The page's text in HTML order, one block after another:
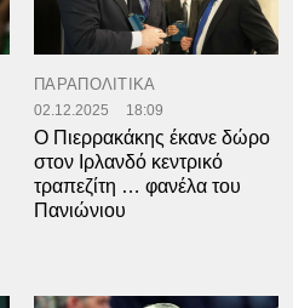
ΠΑΡΑΠΟΛΙΤΙΚΑ
02.12.2025 18:09
Ο Πιερρακάκης έκανε δώρο
στον Ιρλανδό κεντρικό
τραπεζίτη … φανέλα του
Πανιώνιου